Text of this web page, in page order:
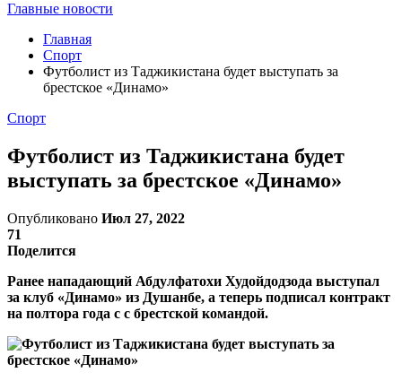
Главные новости
Главная
Спорт
Футболист из Таджикистана будет выступать за
брестское «Динамо»
Спорт
Футболист из Таджикистана будет
выступать за брестское «Динамо»
Опубликовано Июл 27, 2022
71
Поделится
Ранее нападающий Абдулфатохи Худойдодзода выступал
за клуб «Динамо» из Душанбе, а теперь подписал контракт
на полтора года с с брестской командой.